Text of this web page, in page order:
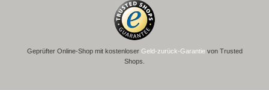
Geprüfter Online-Shop mit kostenloser Geld-zurück-Garantievon Trusted
Shops.